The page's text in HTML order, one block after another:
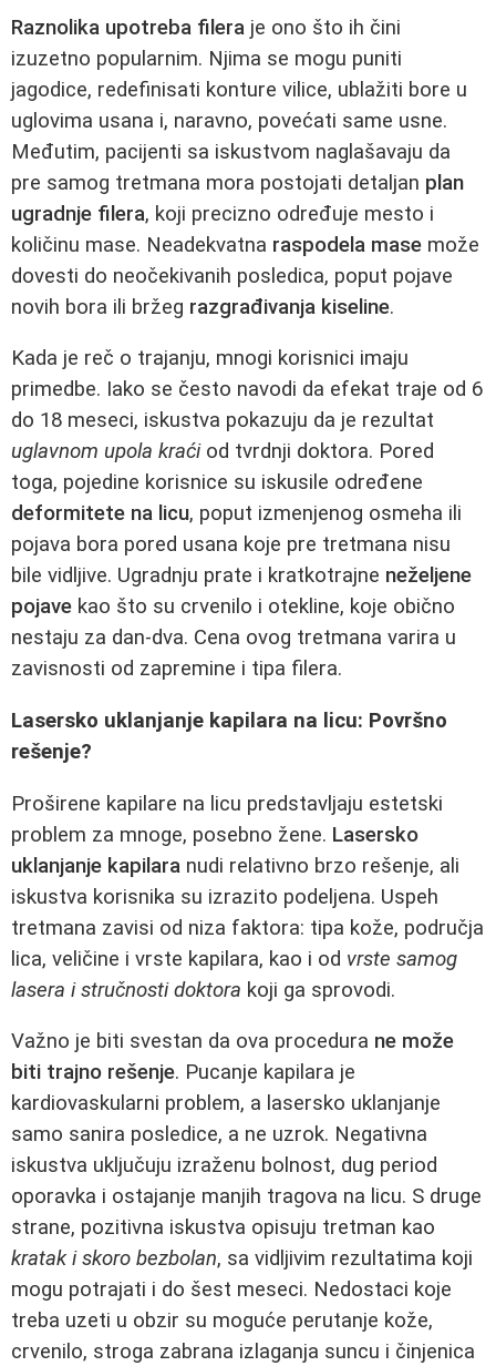
Raznolika upotreba filera je ono što ih čini
izuzetno popularnim. Njima se mogu puniti
jagodice, redefinisati konture vilice, ublažiti bore u
uglovima usana i, naravno, povećati same usne.
Međutim, pacijenti sa iskustvom naglašavaju da
pre samog tretmana mora postojati detaljan plan
ugradnje filera, koji precizno određuje mesto i
količinu mase. Neadekvatna raspodela mase može
dovesti do neočekivanih posledica, poput pojave
novih bora ili bržeg razgrađivanja kiseline.
Kada je reč o trajanju, mnogi korisnici imaju
primedbe. Iako se često navodi da efekat traje od 6
do 18 meseci, iskustva pokazuju da je rezultat
uglavnom upola kraćiod tvrdnji doktora. Pored
toga, pojedine korisnice su iskusile određene
deformitete na licu, poput izmenjenog osmeha ili
pojava bora pored usana koje pre tretmana nisu
bile vidljive. Ugradnju prate i kratkotrajne neželjene
pojave kao što su crvenilo i otekline, koje obično
nestaju za dan-dva. Cena ovog tretmana varira u
zavisnosti od zapremine i tipa filera.
Lasersko uklanjanje kapilara na licu: Površno
rešenje?
Proširene kapilare na licu predstavljaju estetski
problem za mnoge, posebno žene. Lasersko
uklanjanje kapilara nudi relativno brzo rešenje, ali
iskustva korisnika su izrazito podeljena. Uspeh
tretmana zavisi od niza faktora: tipa kože, područja
lica, veličine i vrste kapilara, kao i od vrste samog
lasera i stručnosti doktora koji ga sprovodi.
Važno je biti svestan da ova procedura ne može
biti trajno rešenje. Pucanje kapilara je
kardiovaskularni problem, a lasersko uklanjanje
samo sanira posledice, a ne uzrok. Negativna
iskustva uključuju izraženu bolnost, dug period
oporavka i ostajanje manjih tragova na licu. S druge
strane, pozitivna iskustva opisuju tretman kao
kratak i skoro bezbolan, sa vidljivim rezultatima koji
mogu potrajati i do šest meseci. Nedostaci koje
treba uzeti u obzir su moguće perutanje kože,
crvenilo, stroga zabrana izlaganja suncu i činjenica